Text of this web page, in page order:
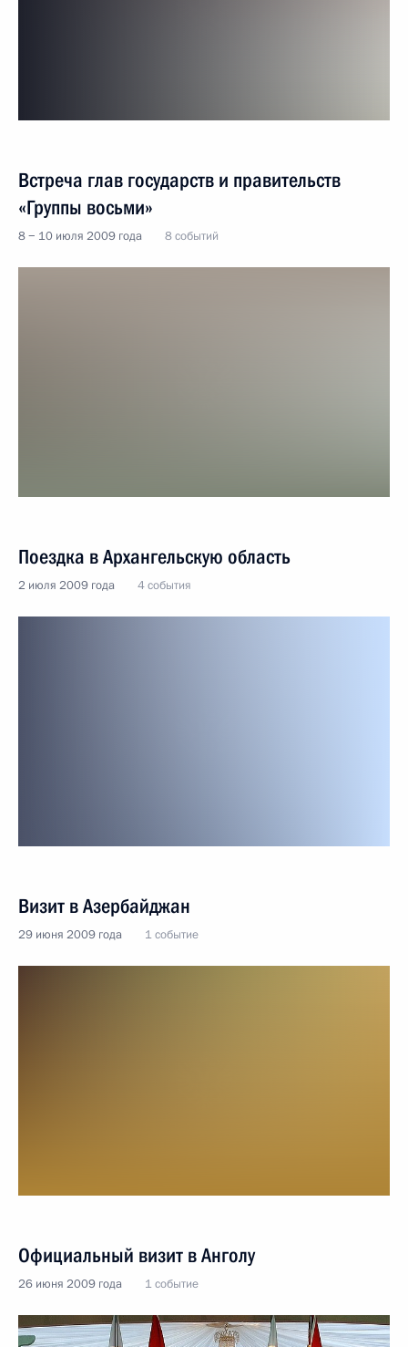
Встреча глав государств и правительств
«Группы восьми»
8 − 10 июля 2009 года 8 событий
Поездка в Архангельскую область
2 июля 2009 года 4 события
Визит в Азербайджан
29 июня 2009 года 1 событие
Официальный визит в Анголу
26 июня 2009 года 1 событие